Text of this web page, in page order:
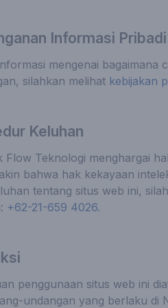
Informasi Pribadi
mengenai bagaimana
silahkan melihat kebijakan
Keluhan
Flow Teknologi menghargai
bahwa hak kekayaan
tentang situs web ini,
+62-21-659 4026.
penggunaan situs web ini
undangan yang berlaku di